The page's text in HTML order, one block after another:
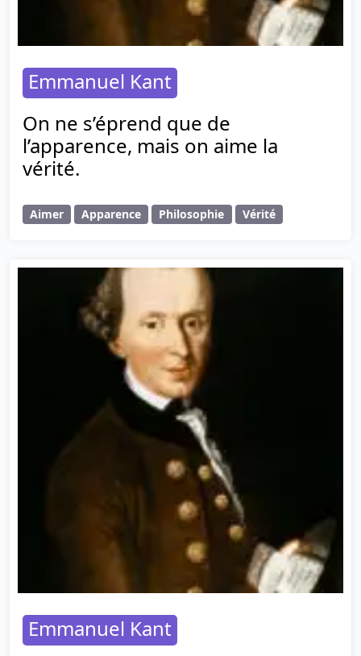
Emmanuel Kant
On ne s’éprend que de
l’apparence, mais on aime la
vérité.
Aimer Apparence Philosophie Vérité
Emmanuel Kant